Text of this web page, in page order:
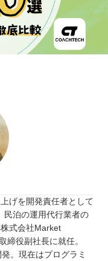
げを開発責任者として
民泊の運用代行業者の
式会社Market
締役副社長に就任。
。現在はプログラミ